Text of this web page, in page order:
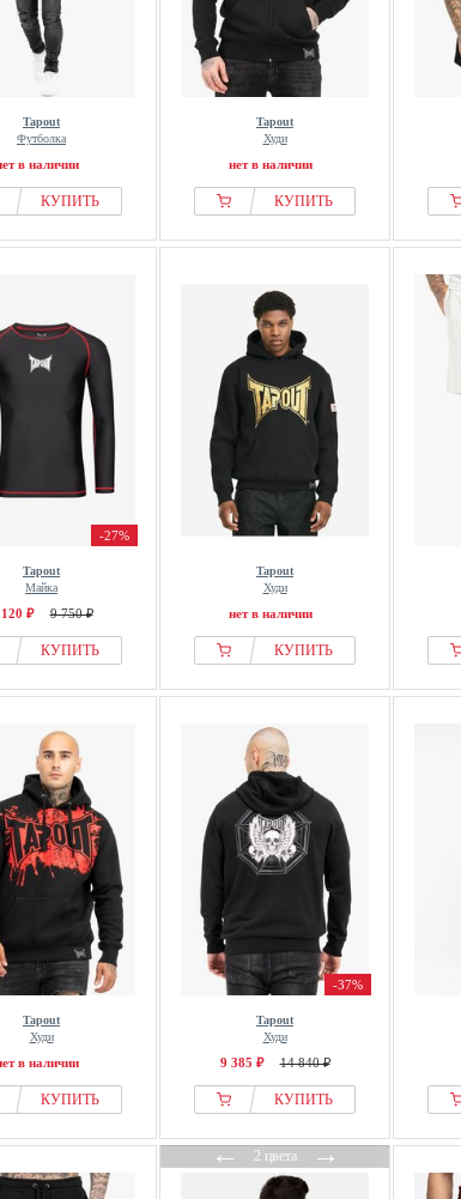
Tapout
Футболка
в наличии
КУПИТЬ
Tapout
Худи
нет в наличии
КУПИТЬ
-27%
Tapout
Майка
₽ 9 750 ₽
КУПИТЬ
Tapout
Худи
нет в наличии
КУПИТЬ
Tapout
Худи
в наличии
КУПИТЬ
-37%
Tapout
Худи
9 385 ₽ 14 840 ₽
КУПИТЬ
←2 цвета→